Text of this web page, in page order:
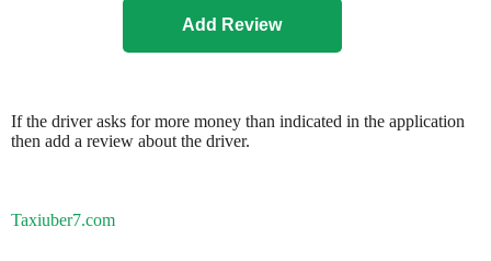
If the driver asks for more money than indicated in the application
then add a review about the driver.
Taxiuber7.com